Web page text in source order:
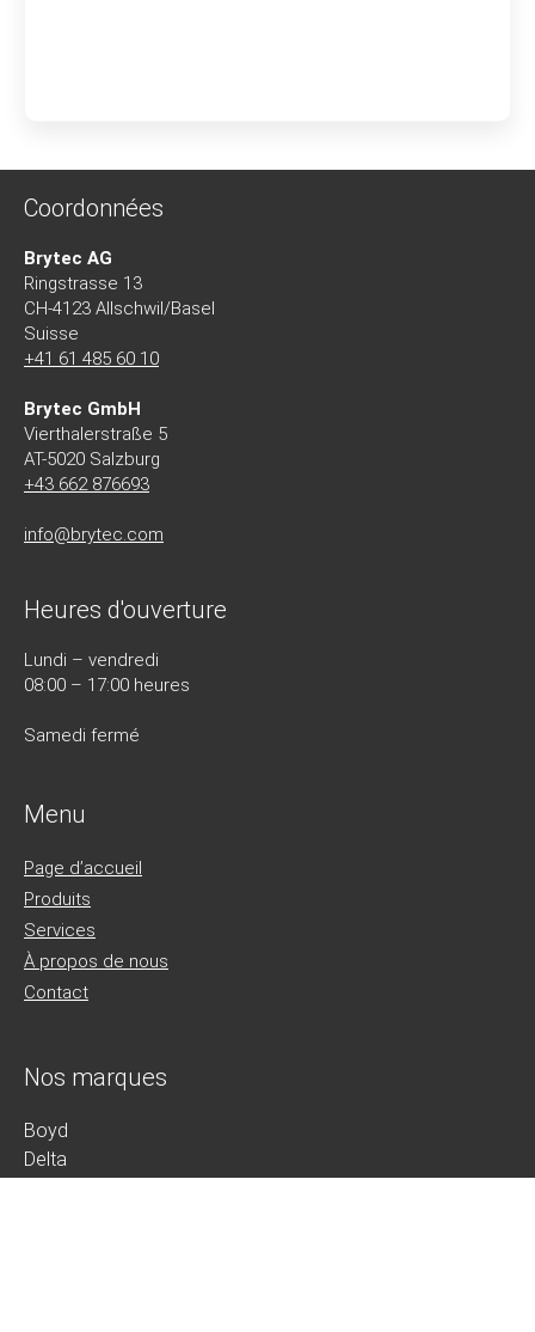
Coordonnées
Brytec AG
Ringstrasse 13
CH-4123 Allschwil/Basel
Suisse
+41 61 485 60 10
Brytec GmbH
Vierthalerstraße 5
AT-5020 Salzburg
+43 662 876693
info@brytec.com
Heures d'ouverture
Lundi – vendredi
08:00 – 17:00 heures
Samedi fermé
Menu
Page d’accueil
Produits
Services
À propos de nous
Contact
Nos marques
Boyd
Delta